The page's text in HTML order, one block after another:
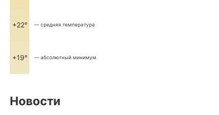
+22° — средняя температура
+19° — абсолютный минимум
Новости